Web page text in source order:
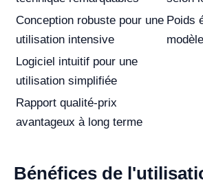
Conception robuste pour une
utilisation intensive
Poids
Logiciel intuitif pour une
utilisation simplifiée
Rapport qualité-prix
avantageux à long terme
Bénéfices de